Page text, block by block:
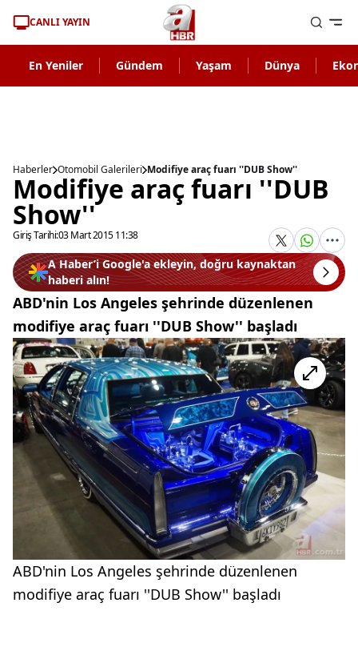
CANLI YAYIN
En Yeniler Gündem Yaşam Dünya
Haberler Otomobil Galerileri Modifiye araç fuarı ''DUB Show''
Modifiye araç fuarı ''DUB
Show''
Giriş Tarihi:03 Mart 2015 11:38
A Haber’i Google'a ekleyin, doğru kaynaktan
haberi alın!
ABD'nin Los Angeles şehrinde düzenlenen
modifiye araç fuarı ''DUB Show'' başladı
ABD'nin Los Angeles şehrinde düzenlenen
modifiye araç fuarı ''DUB Show'' başladı